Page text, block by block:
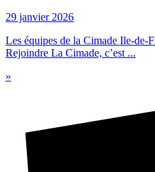
29 janvier 2026
Les équipes de la Cimade Ile-de-
Rejoindre La Cimade, c’est ...
»